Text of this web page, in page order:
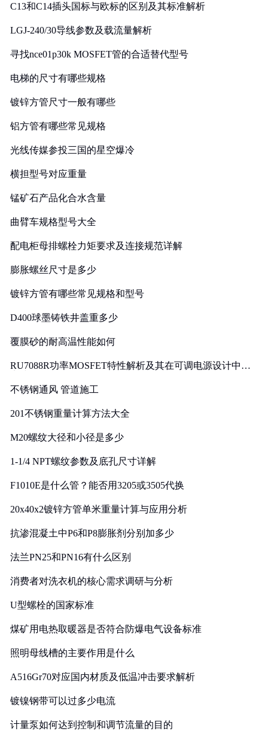
C13和C14插头国标与欧标的区别及其标准解析
LGJ-240/30导线参数及载流量解析
寻找nce01p30k MOSFET管的合适替代型号
电梯的尺寸有哪些规格
镀锌方管尺寸一般有哪些
铝方管有哪些常见规格
光线传媒参投三国的星空爆冷
横担型号对应重量
锰矿石产品化合水含量
曲臂车规格型号大全
配电柜母排螺栓力矩要求及连接规范详解
膨胀螺丝尺寸是多少
镀锌方管有哪些常见规格和型号
D400球墨铸铁井盖重多少
覆膜砂的耐高温性能如何
RU7088R功率MOSFET特性解析及其在可调电源设计中的
不锈钢通风 管道施工
201不锈钢重量计算方法大全
M20螺纹大径和小径是多少
1-1/4 NPT螺纹参数及底孔尺寸详解
F1010E是什么管？能否用3205或3505代换
20x40x2镀锌方管单米重量计算与应用分析
抗渗混凝土中P6和P8膨胀剂分别加多少
法兰PN25和PN16有什么区别
消费者对洗衣机的核心需求调研与分析
U型螺栓的国家标准
煤矿用电热取暖器是否符合防爆电气设备标准
照明母线槽的主要作用是什么
A516Gr70对应国内材质及低温冲击要求解析
镀镍钢带可以过多少电流
计量泵如何达到控制和调节流量的目的